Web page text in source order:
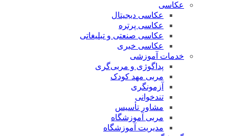
عکاسی
عکاسی دیجیتال
عکاسی پرتره
عکاسی صنعتی و تبلیغاتی
عکاسی خبری
خدمات آموزشی
پداگوژی و مربی‌گری
مربی مهد کودک
آزمونگری
تندخوانی
مشاور تأسیس
مربی آموزشگاه
مدیریت آموزشگاه